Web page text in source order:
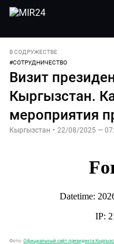
В СОДРУЖЕСТВЕ
#СОТРУДНИЧЕСТВО
Визит
Кыргызстан.
мероприятия
Кыргызстан • 22/08/2025 —
Фото: Официальный сайт президента